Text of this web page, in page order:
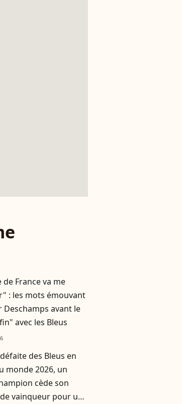
de France va me
: les mots émouvant
Deschamps avant le
avec les Bleus
des Bleus en
monde 2026, un
cède son
vainqueur pour une